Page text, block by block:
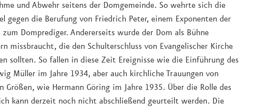
und Abwehr seitens der Domgemeinde. So wehrte sich die
gegen die Berufung von Friedrich Peter, einem Exponenten der
zum Domprediger. Andererseits wurde der Dom als Bühne
missbraucht, die den Schulterschluss von Evangelischer Kirche
sollten. So fallen in diese Zeit Ereignisse wie die Einführung des
Müller im Jahre 1934, aber auch kirchliche Trauungen von
Größen, wie Hermann Göring im Jahre 1935. Über die Rolle des
kann derzeit noch nicht abschließend geurteilt werden. Die